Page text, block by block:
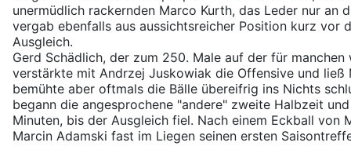
unermüdlich rackernden Marco Kurth, das Leder nur an
vergab ebenfalls aus aussichtsreicher Position kurz vor
Ausgleich.
Gerd Schädlich, der zum 250. Male auf der für manchen
verstärkte mit Andrzej Juskowiak die Offensive und ließ
bemühte aber oftmals die Bälle übereifrig ins Nichts
begann die angesprochene "andere" zweite Halbzeit
Minuten, bis der Ausgleich fiel. Nach einem Eckball von
Marcin Adamski fast im Liegen seinen ersten